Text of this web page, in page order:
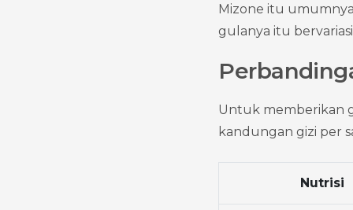
Mizone itu
gulanya itu
Untuk memberikan
kandungan gizi per
Nutrisi